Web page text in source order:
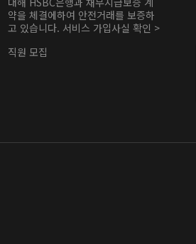
약을 체결에하여 안전거래를 보증하
고 있습니다. 서비스 가입사실 확인 >
직원 모집